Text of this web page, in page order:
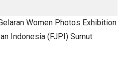
Women Photos Exhibition
Indonesia (FJPI) Sumut